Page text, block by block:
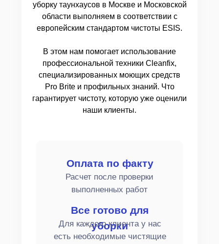
уборку таунхаусов в Москве и Московской
области выполняем в соответствии с
европейским стандартом чистоты ESIS.
В этом нам помогает использование
профессиональной техники Cleanfix,
специализированных моющих средств
Pro Brite и профильных знаний. Что
гарантирует чистоту, которую уже оценили
наши клиенты.
Все готово для
уборки
Для каждого клиента у нас
есть необходимые чистящие
Оплата по факту
Расчет после проверки
выполненных работ